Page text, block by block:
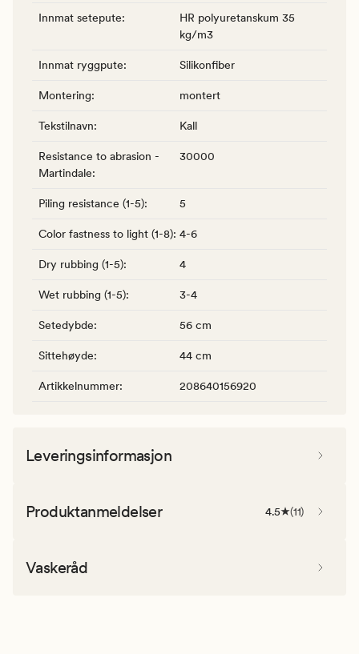
Innmat setepute:
HR polyuretanskum 35
kg/m3
Innmat ryggpute: Silikonfiber
Montering: montert
Tekstilnavn: Kall
Resistance to abrasion -
Martindale:
30000
Piling resistance (1-5): 5
Color fastness to light (1-8): 4-6
Dry rubbing (1-5): 4
Wet rubbing (1-5): 3-4
Setedybde: 56 cm
Sittehøyde: 44 cm
Artikkelnummer: 208640156920
Leveringsinformasjon
Produktanmeldelser 4.5 (11)
Vaskeråd